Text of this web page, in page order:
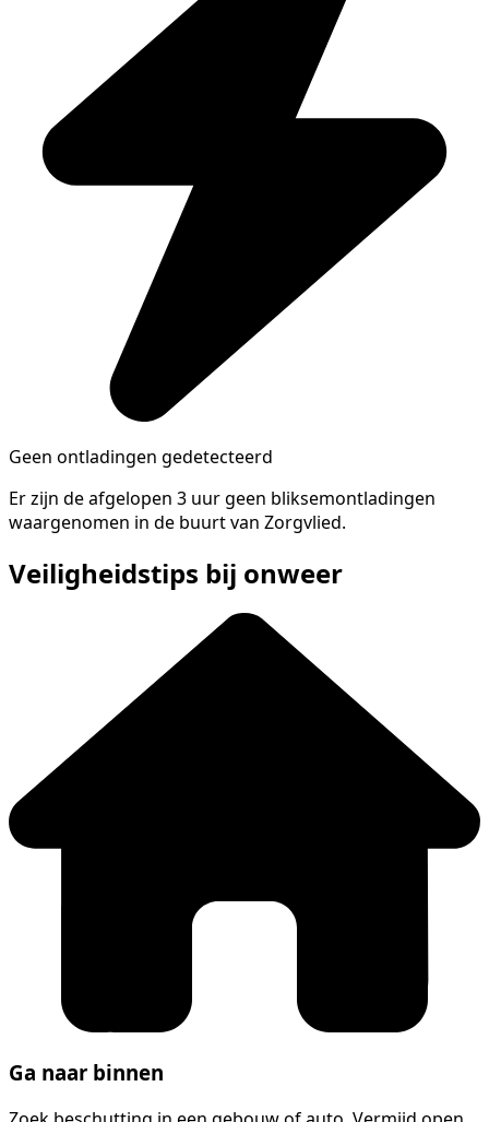
Geen ontladingen gedetecteerd
Er zijn de afgelopen 3 uur geen bliksemontladingen
waargenomen in de buurt van Zorgvlied.
Veiligheidstips bij onweer
Ga naar binnen